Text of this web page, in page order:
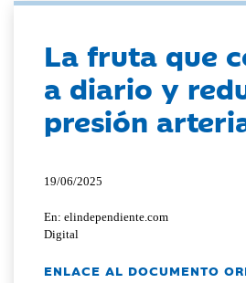
La fruta que
a diario y
presión
19/06/2025
En: elindependiente.com
Digital
ENLACE AL DOCUMENTO